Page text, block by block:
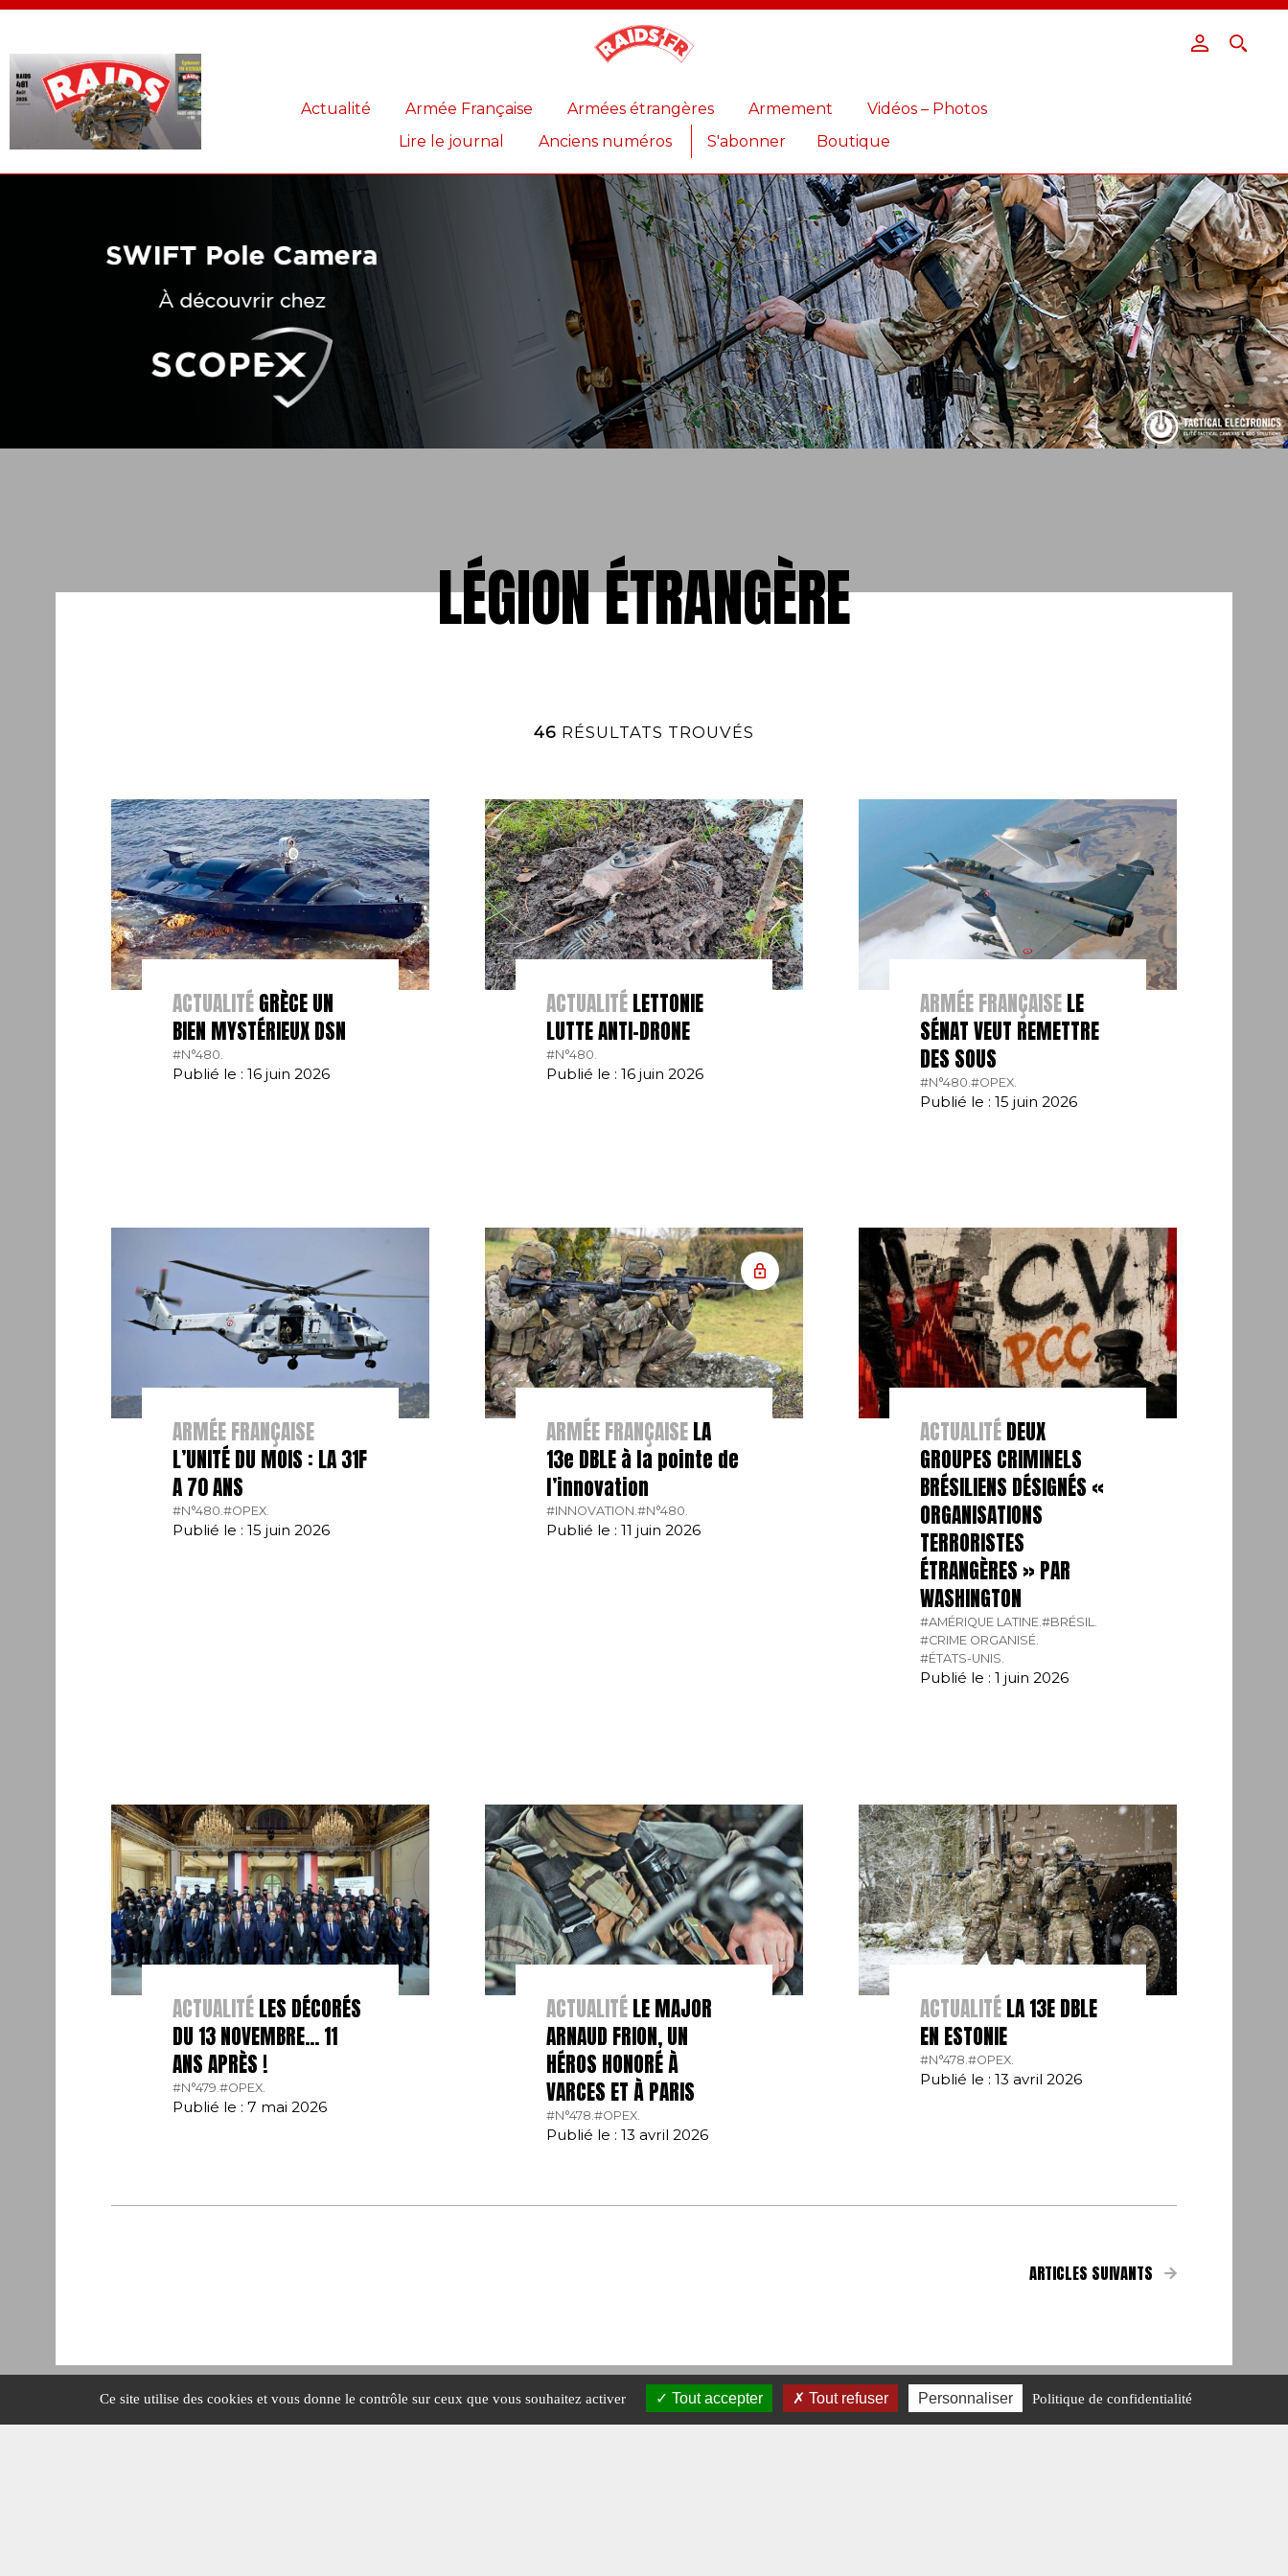
Actualité Armée Française Armées étrangères Armement
Vidéos – Photos
Lire le journal
Anciens numéros S'abonner Boutique
LÉGION ÉTRANGÈRE
46 RÉSULTATS TROUVÉS
ACTUALITÉGRÈCE UN
BIEN MYSTÉRIEUX DSN
#N°480.
Publié le : 16 juin 2026
ACTUALITÉLETTONIE
LUTTE ANTI-DRONE
#N°480.
Publié le : 16 juin 2026
ARMÉE FRANÇAISELE
SÉNAT VEUT REMETTRE
DES SOUS
#N°480.#OPEX.
Publié le : 15 juin 2026
ARMÉE FRANÇAISE
L’UNITÉ DU MOIS : LA 31F
A 70 ANS
#N°480.#OPEX.
Publié le : 15 juin 2026
ARMÉE FRANÇAISELA
13e DBLE à la pointe de
l’innovation
#INNOVATION.#N°480.
Publié le : 11 juin 2026
ACTUALITÉDEUX
GROUPES CRIMINELS
BRÉSILIENS DÉSIGNÉS «
ORGANISATIONS
TERRORISTES
ÉTRANGÈRES » PAR
WASHINGTON
#AMÉRIQUE LATINE.#BRÉSIL.
#CRIME ORGANISÉ.
#ÉTATS-UNIS.
Publié le : 1 juin 2026
ACTUALITÉLES DÉCORÉS
DU 13 NOVEMBRE… 11
ANS APRÈS !
#N°479.#OPEX.
Publié le : 7 mai 2026
ACTUALITÉLE MAJOR
ARNAUD FRION, UN
HÉROS HONORÉ À
VARCES ET À PARIS
#N°478.#OPEX.
Publié le : 13 avril 2026
ACTUALITÉLA 13E DBLE
EN ESTONIE
#N°478. #OPEX.
Publié le : 13 avril 2026
ARTICLES SUIVANTS
Panneau de gestion des cookies
Ce site utilise des cookies et vous donne le contrôle sur ceux que vous souhaitez activer Tout accepter Tout refuser Personnaliser Politique de confidentialité